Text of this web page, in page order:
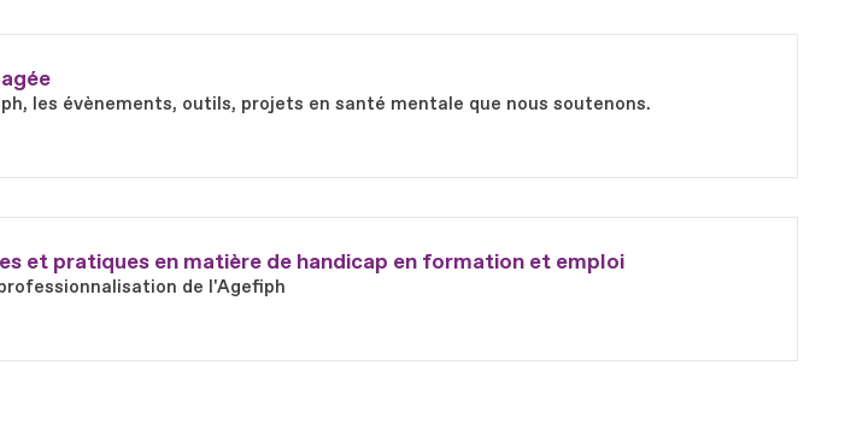
les évènements, outils, projets en santé mentale que nous soutenons.
et pratiques en matière de handicap en formation et emploi
de l'Agefiph